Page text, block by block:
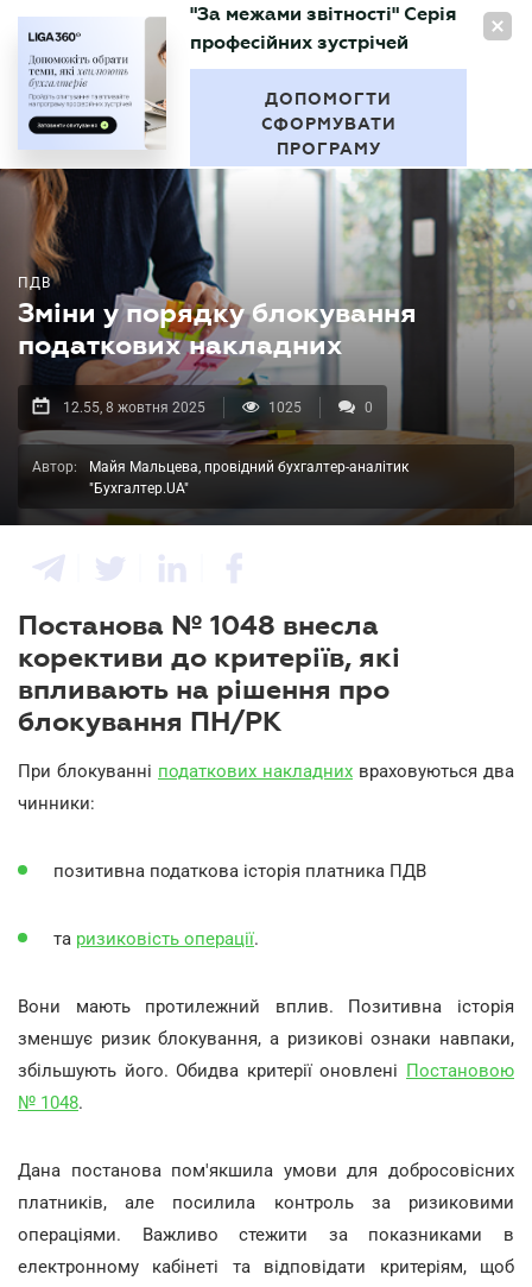
UA
БУХГАЛТЕР
"За межами звітності" Серія
професійних зустрічей
ДОПОМОГТИ
СФОРМУВАТИ
ПРОГРАМУ
ПДВ
Зміни у порядку блокування
податкових накладних
12.55, 8 жовтня 2025 1025 0
Автор:
Майя Мальцева, провідний бухгалтер-аналітик
"Бухгалтер.UA"
Постанова № 1048 внесла
корективи до критеріїв, які
впливають на рішення про
блокування ПН/РК
При блокуванні податкових накладних враховуються два
чинники:
позитивна податкова історія платника ПДВ
та ризиковість операції.
Вони мають протилежний вплив. Позитивна історія
зменшує ризик блокування, а ризикові ознаки навпаки,
збільшують його. Обидва критерії оновлені Постановою
№ 1048.
Дана постанова пом'якшила умови для добросовісних
платників, але посилила контроль за ризиковими
операціями. Важливо стежити за показниками в
електронному кабінеті та відповідати критеріям, щоб